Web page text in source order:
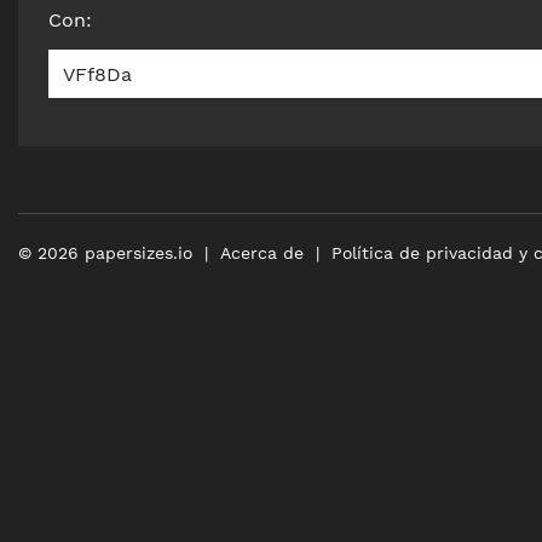
Con:
VFf8Da
© 2026 papersizes.io Acerca de Política de privacidad y